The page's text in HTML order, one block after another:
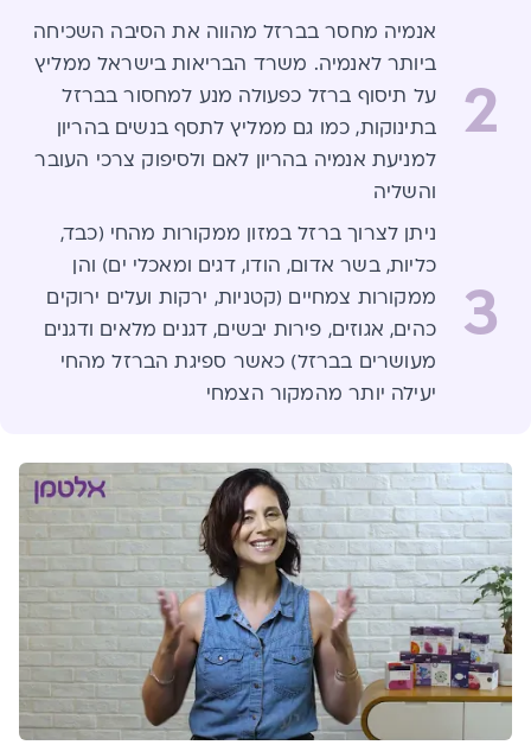
2
אנמיה מחסר בברזל מהווה את הסיבה השכיחה
ביותר לאנמיה. משרד הבריאות בישראל ממליץ
על תיסוף ברזל כפעולה מנע למחסור בברזל
בתינוקות, כמו גם ממליץ לתסף בנשים בהריון
למניעת אנמיה בהריון לאם ולסיפוק צרכי העובר
והשליה
3
ניתן לצרוך ברזל במזון ממקורות מהחי (כבד,
כליות, בשר אדום, הודו, דגים ומאכלי ים) והן
ממקורות צמחיים (קטניות, ירקות ועלים ירוקים
כהים, אגוזים, פירות יבשים, דגנים מלאים ודגנים
מעושרים בברזל) כאשר ספיגת הברזל מהחי
יעילה יותר מהמקור הצמחי